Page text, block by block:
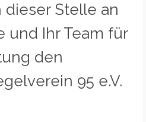
dieser Stelle an
und Ihr Team für
den
95 e.V.